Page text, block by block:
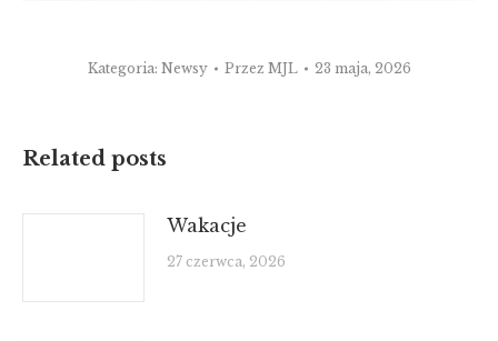
Kategoria: Newsy Przez MJL 23 maja, 2026
Related posts
Wakacje
27 czerwca, 2026